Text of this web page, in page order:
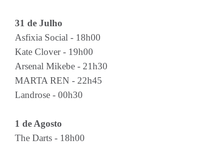
31 de Julho
Asfixia Social - 18h00
Kate Clover - 19h00
Arsenal Mikebe - 21h30
MARTA REN - 22h45
Landrose - 00h30
1 de Agosto
The Darts - 18h00